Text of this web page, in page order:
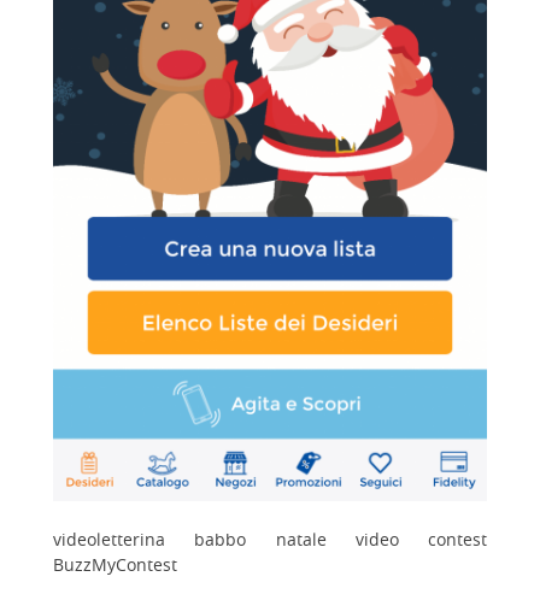
videoletterina babbo natale video contest
BuzzMyContest